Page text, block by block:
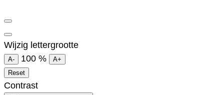
Wijzig lettergrootte
A- 100 %
A+
Reset
Contrast